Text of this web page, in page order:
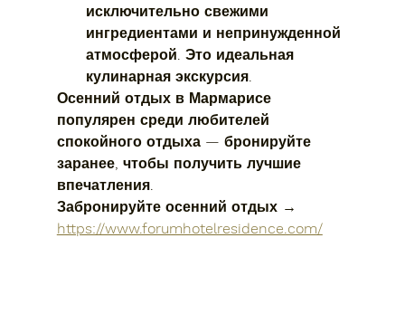
исключительно свежими
ингредиентами и непринужденной
атмосферой. Это идеальная
кулинарная экскурсия.
Осенний отдых в Мармарисе
популярен среди любителей
спокойного отдыха — бронируйте
заранее, чтобы получить лучшие
впечатления.
Забронируйте осенний отдых →
https://www.forumhotelresidence.com/